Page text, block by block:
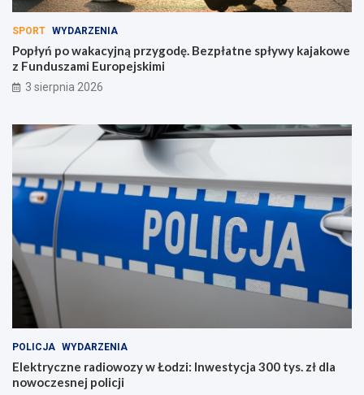
SPORT WYDARZENIA
Popłyń po wakacyjną przygodę. Bezpłatne spływy kajakowe
z Funduszami Europejskimi
3 sierpnia 2026
POLICJA WYDARZENIA
Elektryczne radiowozy w Łodzi: Inwestycja 300 tys. zł dla
nowoczesnej policji